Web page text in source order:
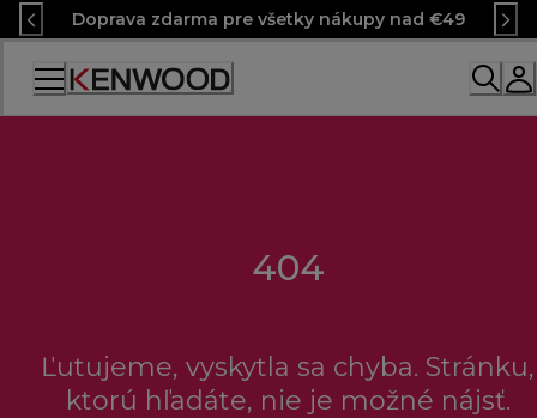
Skip
to
Content
Doprava zdarma pre všetky nákupy nad €49
404
Ľutujeme, vyskytla sa chyba. Stránku,
ktorú hľadáte, nie je možné nájsť.